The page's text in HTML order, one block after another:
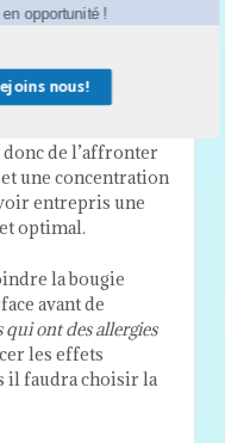
en prononçant
de l’affronter
une concentration
entrepris une
optimal.
la bougie
avant de
qui ont des allergies
les effets
il faudra choisir la
opportunité !
nous!